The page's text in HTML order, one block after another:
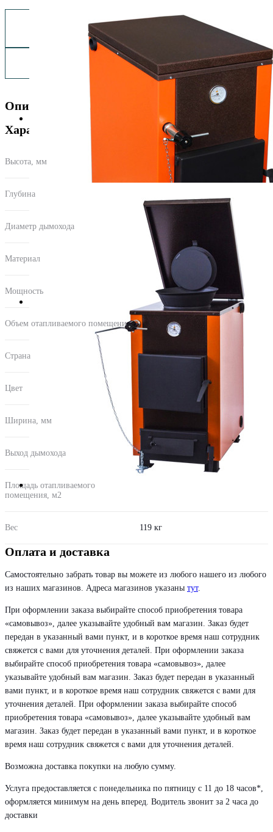
Заказать монтаж изделия
Описание
Характеристики
Высота, мм
Глубина
Диаметр дымохода 150
Материал сталь
Мощность
Объем отапливаемого помещения 300
Страна Россия
Цвет
Ширина, мм
Выход дымохода заднее
Площадь отапливаемого
помещения, м2
Вес 119 кг
Оплата и доставка
Самостоятельно забрать товар вы можете из любого нашего из любого
из наших магазинов. Адреса магазинов указаны тут.
При оформлении заказа выбирайте способ приобретения товара
«самовывоз», далее указывайте удобный вам магазин. Заказ будет
передан в указанный вами пункт, и в короткое время наш сотрудник
свяжется с вами для уточнения деталей. При оформлении заказа
выбирайте способ приобретения товара «самовывоз», далее
указывайте удобный вам магазин. Заказ будет передан в указанный
вами пункт, и в короткое время наш сотрудник свяжется с вами для
уточнения деталей. При оформлении заказа выбирайте способ
приобретения товара «самовывоз», далее указывайте удобный вам
магазин. Заказ будет передан в указанный вами пункт, и в короткое
время наш сотрудник свяжется с вами для уточнения деталей.
Возможна доставка покупки на любую сумму.
Услуга предоставляется с понедельника по пятницу с 11 до 18 часов*,
оформляется минимум на день вперед. Водитель звонит за 2 часа до
доставки